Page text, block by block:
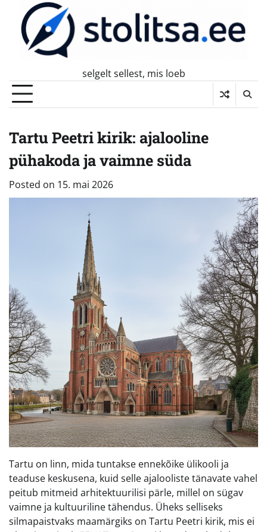
content
selgelt sellest, mis loeb
Tartu Peetri kirik: ajalooline
pühakoda ja vaimne süda
Posted on 15. mai 2026
Tartu on linn, mida tuntakse ennekõike ülikooli ja
teaduse keskusena, kuid selle ajalooliste tänavate vahel
peitub mitmeid arhitektuurilisi pärle, millel on sügav
vaimne ja kultuuriline tähendus. Üheks selliseks
silmapaistvaks maamärgiks on Tartu Peetri kirik, mis ei